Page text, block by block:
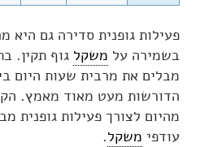
פעילות גופנית סדירה גם היא
בשמירה על משקל גוף תקין.
מבלים את מרבית שעות היום
הדורשות מעט מאוד מאמץ.
מהיום לצורך פעילות גופנית
עודפי משקל.